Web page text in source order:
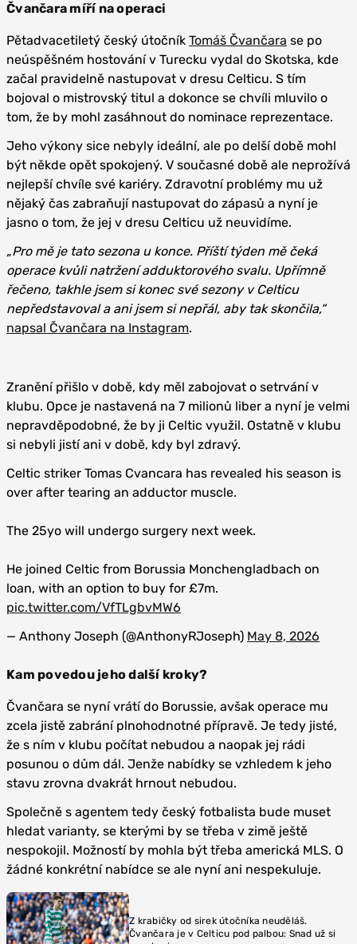
Čvančara míří na operaci
Pětadvacetiletý český útočník Tomáš Čvančara se po
neúspěšném hostování v Turecku vydal do Skotska, kde
začal pravidelně nastupovat v dresu Celticu. S tím
bojoval o mistrovský titul a dokonce se chvíli mluvilo o
tom, že by mohl zasáhnout do nominace reprezentace.
Jeho výkony sice nebyly ideální, ale po delší době mohl
být někde opět spokojený. V současné době ale neprožívá
nejlepší chvíle své kariéry. Zdravotní problémy mu už
nějaký čas zabraňují nastupovat do zápasů a nyní je
jasno o tom, že jej v dresu Celticu už neuvidíme.
„Pro mě je tato sezona u konce. Příští týden mě čeká
operace kvůli natržení adduktorového svalu. Upřímně
řečeno, takhle jsem si konec své sezony v Celticu
nepředstavoval a ani jsem si nepřál, aby tak skončila,“
napsal Čvančara na Instagram.
Zranění přišlo v době, kdy měl zabojovat o setrvání v
klubu. Opce je nastavená na 7 milionů liber a nyní je velmi
nepravděpodobné, že by ji Celtic využil. Ostatně v klubu
si nebyli jistí ani v době, kdy byl zdravý.
Celtic striker Tomas Cvancara has revealed his season is
over after tearing an adductor muscle.
The 25yo will undergo surgery next week.
He joined Celtic from Borussia Monchengladbach on
loan, with an option to buy for £7m.
pic.twitter.com/VfTLgbvMW6
— Anthony Joseph (@AnthonyRJoseph) May 8, 2026
Kam povedou jeho další kroky?
Čvančara se nyní vrátí do Borussie, avšak operace mu
zcela jistě zabrání plnohodnotné přípravě. Je tedy jisté,
že s ním v klubu počítat nebudou a naopak jej rádi
posunou o dům dál. Jenže nabídky se vzhledem k jeho
stavu zrovna dvakrát hrnout nebudou.
Společně s agentem tedy český fotbalista bude muset
hledat varianty, se kterými by se třeba v zimě ještě
nespokojil. Možností by mohla být třeba americká MLS. O
žádné konkrétní nabídce se ale nyní ani nespekuluje.
Z krabičky od sirek útočníka neuděláš.
Čvančara je v Celticu pod palbou: Snad už si